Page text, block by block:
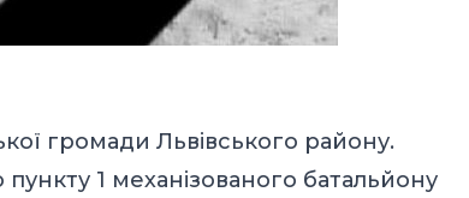
громади Львівського району.
1 механізованого батальйону